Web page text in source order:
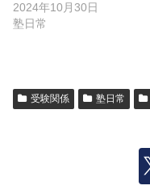
2024年10月30日
塾日常
受験関係 塾日常